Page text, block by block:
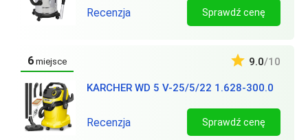
Recenzja Sprawdź cenę
6 miejsce
KARCHER WD 5 V-25/5/22 1.628-300.0
9.0/10
Recenzja Sprawdź cenę